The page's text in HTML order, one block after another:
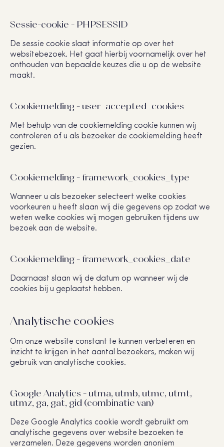
Sessie-cookie - PHPSESSID
De sessie cookie slaat informatie op over het
websitebezoek. Het gaat hierbij voornamelijk over het
onthouden van bepaalde keuzes die u op de website
maakt.
Cookiemelding - user_accepted_cookies
Met behulp van de cookiemelding cookie kunnen wij
controleren of u als bezoeker de cookiemelding heeft
gezien.
Cookiemelding - framework_cookies_type
Wanneer u als bezoeker selecteert welke cookies
voorkeuren u heeft slaan wij die gegevens op zodat we
weten welke cookies wij mogen gebruiken tijdens uw
bezoek aan de website.
Cookiemelding - framework_cookies_date
Daarnaast slaan wij de datum op wanneer wij de
cookies bij u geplaatst hebben.
Analytische cookies
Om onze website constant te kunnen verbeteren en
inzicht te krijgen in het aantal bezoekers, maken wij
gebruik van analytische cookies.
Google Analytics - utma, utmb, utmc, utmt,
utmz, ga, gat, gid (combinatie van)
Deze Google Analytics cookie wordt gebruikt om
analytische gegevens over website bezoeken te
verzamelen. Deze gegevens worden anoniem